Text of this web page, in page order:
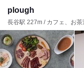
plough
長谷駅 227m / カフェ、お茶